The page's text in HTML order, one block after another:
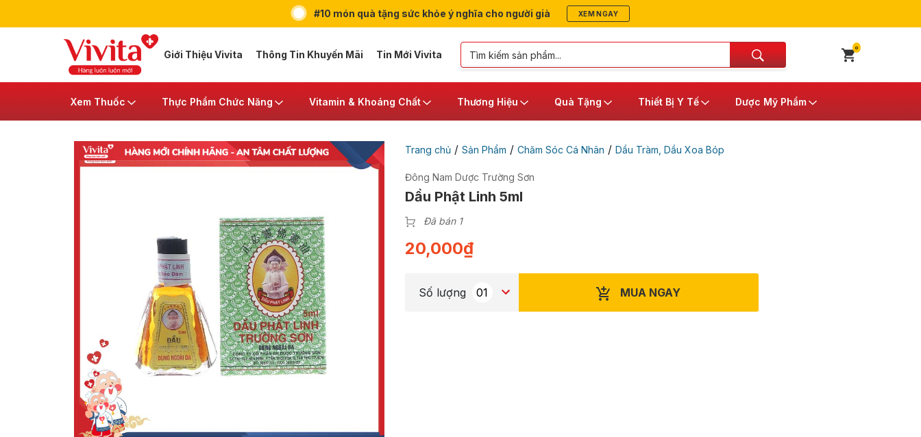
#10 món quà tặng sức khỏe ý nghĩa cho người già XEM NGAY
Giới Thiệu Vivita Thông Tin Khuyến Mãi Tin Mới Vivita
0
Xem Thuốc Thực Phẩm Chức Năng Vitamin & Khoáng Chất Thương Hiệu Quà Tặng Thiết Bị Y Tế Dược Mỹ Phẩm
Trang chủ/ Sản Phẩm / Chăm Sóc Cá Nhân / Dầu Tràm, Dầu Xoa Bóp
Đông Nam Dược Trường Sơn
Dầu Phật Linh 5ml
Đã bán 1
20,000₫
Số lượng MUA NGAY